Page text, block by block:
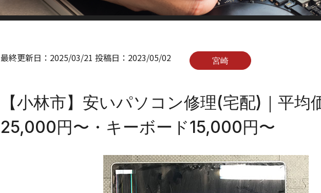
最終更新日： 2025/03/21 投稿日： 2023/05/02 宮崎
【小林市】安いパソコン修理(宅配)｜平均
25,000円〜・キーボード15,000円〜